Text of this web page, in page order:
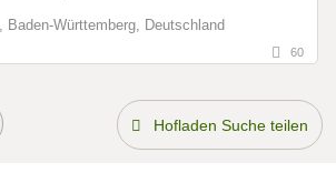
Baden-Württemberg, Deutschland
60
Hofladen Suche teilen